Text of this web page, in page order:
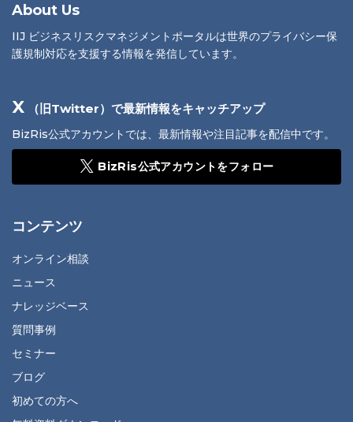
About Us
IIJ ビジネスリスクマネジメントポータルは世界のプライバシー保
護規制対応を支援する情報を発信しています。
X （旧Twitter）で最新情報をキャッチアップ
BizRis公式アカウントでは、最新情報や注目記事を配信中です。
BizRis公式アカウントをフォロー
コンテンツ
オンライン相談
ニュース
ナレッジベース
質問事例
セミナー
ブログ
初めての方へ